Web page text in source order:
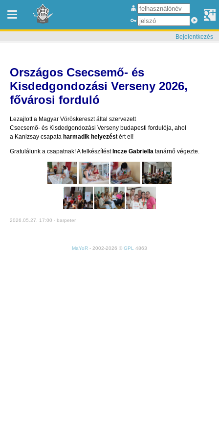
Bejelentkezés
Országos Csecsemő- és
Kisdedgondozási Verseny 2026,
fővárosi forduló
Lezajlott a Magyar Vöröskereszt által szervezett
Csecsemő- és Kisdedgondozási Verseny budapesti fordulója, ahol
a Kanizsay csapata harmadik helyezést ért el!
Gratulálunk a csapatnak! A felkészítést Incze Gabriella tanárnő végezte.
2026.05.27. 17:00 · barpeter
MaYoR - 2002-2026 © GPL 4863